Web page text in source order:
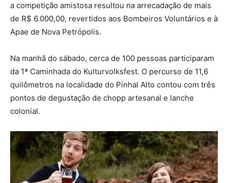
a competição amistosa resultou na arrecadação de mais
de R$ 6.000,00, revertidos aos Bombeiros Voluntários e à
Apae de Nova Petrópolis.
Na manhã do sábado, cerca de 100 pessoas participaram
da 1ª Caminhada do Kulturvolksfest. O percurso de 11,6
quilômetros na localidade do Pinhal Alto contou com três
pontos de degustação de chopp artesanal e lanche
colonial.